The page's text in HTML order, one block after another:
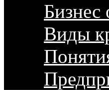
Бизнес
Виды